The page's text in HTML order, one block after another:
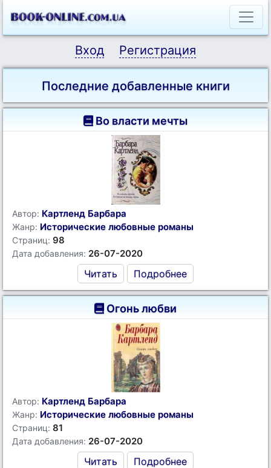
Вход Регистрация
Последние добавленные книги
Во власти мечты
Автор: Картленд Барбара
Жанр: Исторические любовные романы
Страниц: 98
Дата добавления: 26-07-2020
Читать Подробнее
Огонь любви
Автор: Картленд Барбара
Жанр: Исторические любовные романы
Страниц: 81
Дата добавления: 26-07-2020
Читать Подробнее